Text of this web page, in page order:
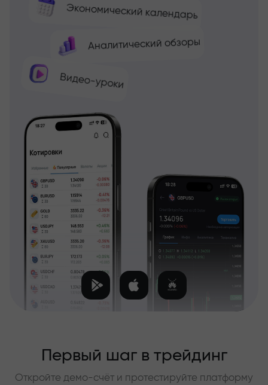
Экономический календарь
Аналитический обзоры
Видео-уроки
Первый шаг в трейдинг
Откройте демо-счёт и протестируйте платформу